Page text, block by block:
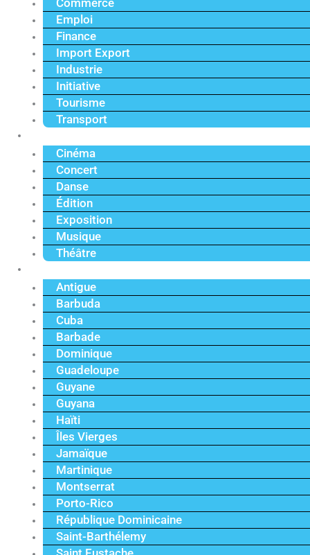
Commerce
Emploi
Finance
Import Export
Industrie
Initiative
Tourisme
Transport
Cinéma
Concert
Danse
Édition
Exposition
Musique
Théâtre
Antigue
Barbuda
Cuba
Barbade
Dominique
Guadeloupe
Guyane
Guyana
Haïti
Îles Vierges
Jamaïque
Martinique
Montserrat
Porto-Rico
République Dominicaine
Saint-Barthélemy